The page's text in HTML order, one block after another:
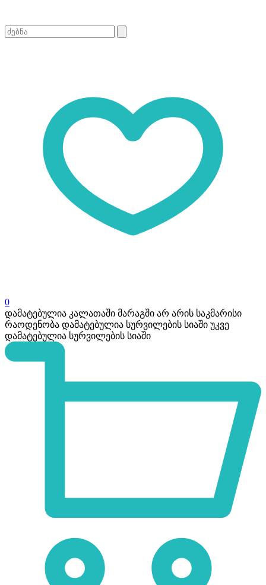
0
დამატებულია კალათაში მარაგში არ არის საკმარისი
რაოდენობა დამატებულია სურვილების სიაში უკვე
დამატებულია სურვილების სიაში